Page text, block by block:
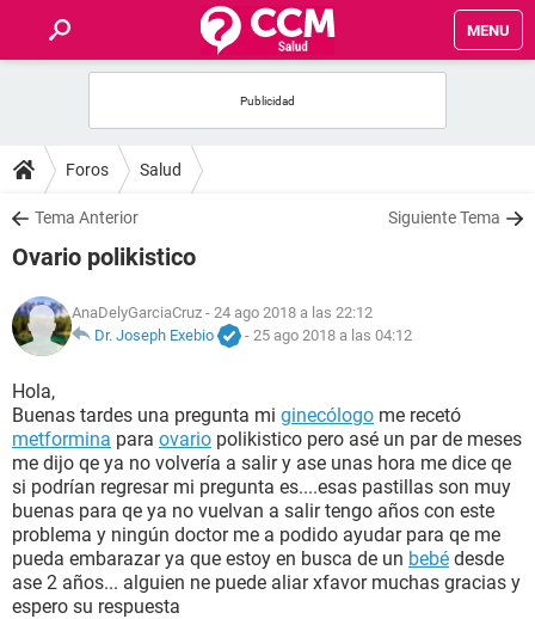
MENU
FOROS
SALUD
NUTRICIÓN
BIENESTAR
SEXUALIDAD
GLOSARIO
Foros Salud
Tema Anterior Siguiente Tema
Ovario polikistico
AnaDelyGarciaCruz - 24 ago 2018 a las 22:12
Dr. Joseph Exebio
- 25 ago 2018 a las 04:12
Hola,
Buenas tardes una pregunta mi ginecólogo me recetó
metformina para ovario polikistico pero asé un par de meses
me dijo qe ya no volvería a salir y ase unas hora me dice qe
si podrían regresar mi pregunta es....esas pastillas son muy
buenas para qe ya no vuelvan a salir tengo años con este
problema y ningún doctor me a podido ayudar para qe me
pueda embarazar ya que estoy en busca de un bebé desde
ase 2 años... alguien ne puede aliar xfavor muchas gracias y
espero su respuesta